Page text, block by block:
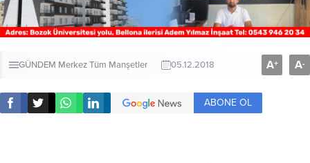
GÜNDEM MerkezTüm Manşetler 05.12.2018 A+ A-
ABONE OL